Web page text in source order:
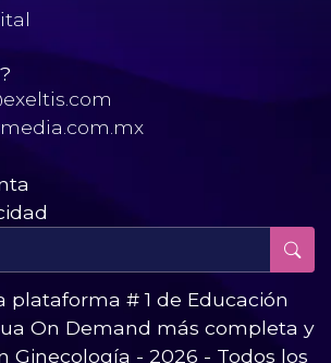
plataforma # 1 de Educación
On Demand más completa y
Ginecología - 2026 - Todos los